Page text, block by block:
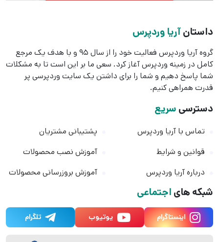
داستانآریا وردپرس
گروه آریا وردپرس فعالیت خود را از سال 95 و با هدف یک مرجع
کامل در زمینه وردپرس آغاز کرد. سعی ما بر این است تا به مشکلات
شما پاسخ دهیم و شما را برای داشتن یک سایت وردپرسی پر
قدرت همراهی کنیم.
دسترسی سریع
تماس با آریا وردپرس
قوانین و شرایط
درباره آریا وردپرس
پشتیبانی مشتریان
آموزش نصب محصولات
آموزش بروزرسانی محصولات
شبکه های اجتماعی
اینستاگرام یوتیوب تلگرام